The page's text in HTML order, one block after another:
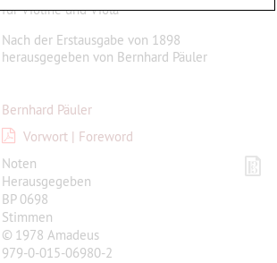
für Violine und Viola
Nach der Erstausgabe von 1898
herausgegeben von Bernhard Päuler
Bernhard Päuler
Vorwort | Foreword
Noten
Herausgegeben
BP 0698
Stimmen
© 1978 Amadeus
979-0-015-06980-2